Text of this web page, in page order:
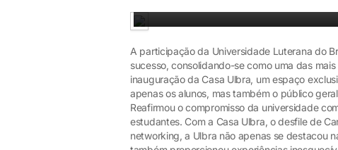
A participação da Universidade Luterana do
sucesso, consolidando-se como uma das
inauguração da Casa Ulbra, um espaço
apenas os alunos, mas também o público
Reafirmou o compromisso da universidade
estudantes. Com a Casa Ulbra, o desfile de
networking, a Ulbra não apenas se destacou